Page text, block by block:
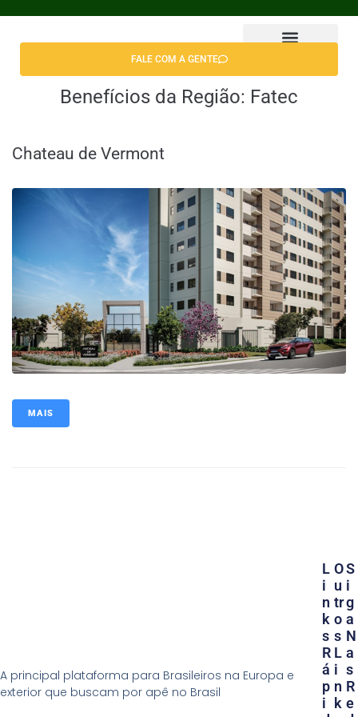
FALE COM A GENTE
Benefícios da Região: Fatec
Chateau de Vermont
MAIS
A principal plataforma para Brasileiros na Europa e
exterior que buscam por apê no Brasil
O
U
Tr
O
S
L
I
N
K
L
I
N
K
S
R
Á
P
I
S
I
G
A
N
A
S
R
E